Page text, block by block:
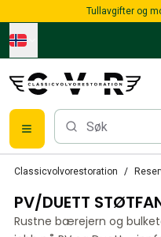
Skip to main contentTullavgifter og
Reservedeler til PV/Duett
PV/Duett Bremssystem
Classicvolvorestoration
PV/DUETT
Rustne bærejern og